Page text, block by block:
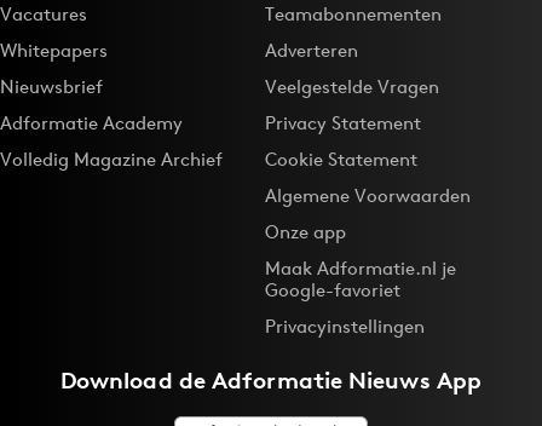
Vacatures
Whitepapers
Nieuwsbrief
Adformatie Academy
Volledig Magazine Archief
Teamabonnementen
Adverteren
Veelgestelde Vragen
Privacy Statement
Cookie Statement
Algemene Voorwaarden
Onze app
Maak Adformatie.nl je
Google-favoriet
Privacyinstellingen
Download deAdformatie Nieuws App